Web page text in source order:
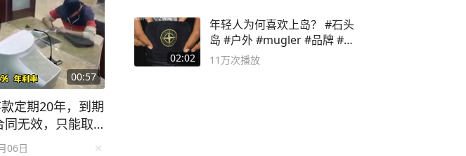
00:57
定期20年，到期
无效，只能取9
院判了！
06日
02:02
年轻人为何喜欢上岛？ #石头
岛 #户外 #mugler #品牌 #足
球流氓
11万次播放